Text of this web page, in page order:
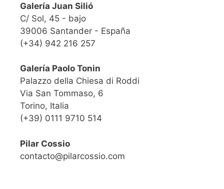
Galería Juan Silió
C/ Sol, 45 - bajo
39006 Santander - España
(+34) 942 216 257
Galería Paolo Tonin
Palazzo della Chiesa di Roddi
Via San Tommaso, 6
Torino, Italia
(+39) 0111 9710 514
Pilar Cossio
contacto@pilarcossio.com